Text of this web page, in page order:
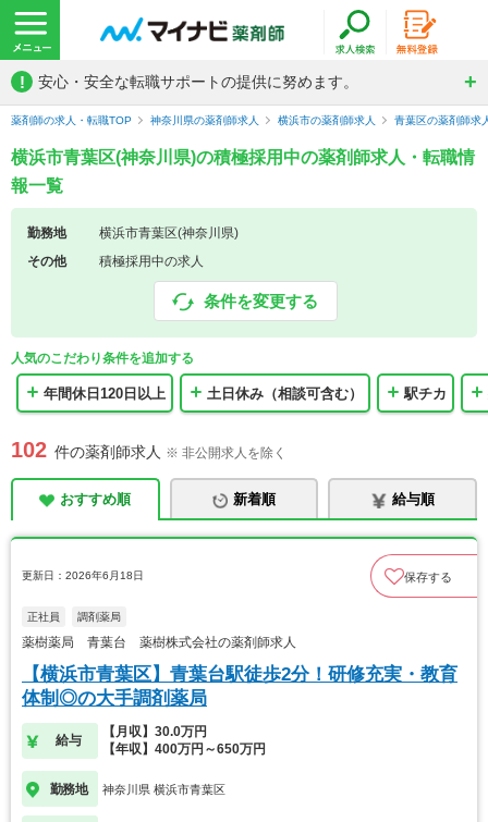
! 安心・安全な転職サポートの提供に努めます。
薬剤師の求人・転職TOP 神奈川県の薬剤師求人 横浜市の薬剤師求人 青葉区の薬剤師求
横浜市青葉区(神奈川県)の積極採用中の薬剤師求人・転職情
報一覧
勤務地
横浜市青葉区(神奈川県)
その他
積極採用中の求人
条件を変更する
人気のこだわり条件を追加する
年間休日120日以上 土日休み（相談可含む） 駅チカ
102 件の薬剤師求人 ※ 非公開求人を除く
おすすめ順 新着順 給与順
更新日：2026年6月18日 保存する
正社員 調剤薬局
薬樹薬局 青葉台 薬樹株式会社の薬剤師求人
【横浜市青葉区】青葉台駅徒歩2分！研修充実・教育
体制◎の大手調剤薬局
給与
【月収】30.0万円
【年収】400万円～650万円
勤務地 神奈川県 横浜市青葉区